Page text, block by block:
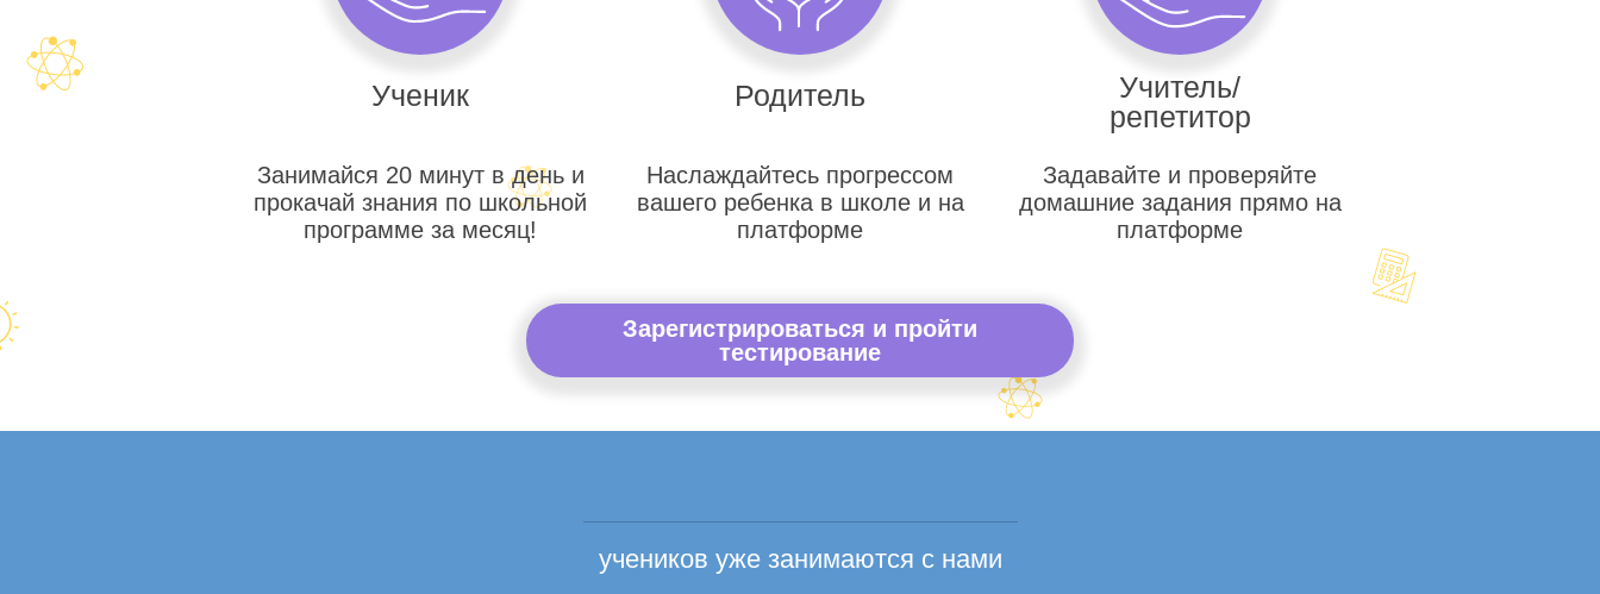
Ученик
Занимайся 20 минут в день и
прокачай знания по школьной
программе за месяц!
Родитель
Наслаждайтесь прогрессом
вашего ребенка в школе и на
платформе
Учитель/
репетитор
Задавайте и проверяйте
домашние задания прямо на
платформе
Зарегистрироваться и пройти
тестирование
учеников уже занимаются с нами